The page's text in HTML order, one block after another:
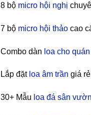
8 bộ micro hội nghị
7 bộ micro hội thảocao
Combo dàn loa cho
Lắp đặt loa âm trần giá rẻ
30+ Mẫu loa đá sân vườn